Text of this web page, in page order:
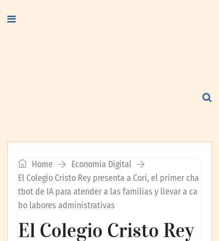
Home
Economía Digital
El Colegio Cristo Rey presenta a Cori, el primer cha
tbot de IA para atender a las familias y llevar a ca
bo labores administrativas
El Colegio Cristo Rey